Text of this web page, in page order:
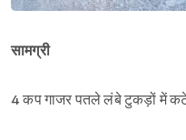
सामग्री
4 कप गाजर पतले लंबे टुकड़ों में